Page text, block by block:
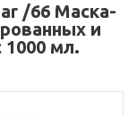
/66 Маска-
и
мл.